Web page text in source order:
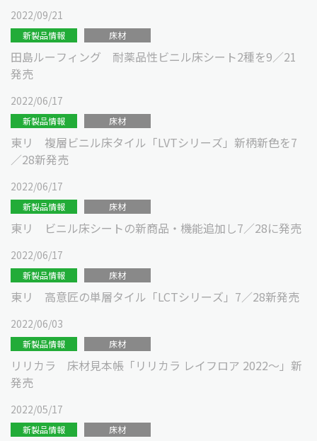
2022/09/21
新製品情報 床材
田島ルーフィング 耐薬品性ビニル床シート2種を9／21
発売
2022/06/17
新製品情報 床材
東リ 複層ビニル床タイル「LVTシリーズ」新柄新色を7
／28新発売
2022/06/17
新製品情報 床材
東リ ビニル床シートの新商品・機能追加し7／28に発売
2022/06/17
新製品情報 床材
東リ 高意匠の単層タイル「LCTシリーズ」7／28新発売
2022/06/03
新製品情報 床材
リリカラ 床材見本帳「リリカラ レイフロア 2022～」新
発売
2022/05/17
新製品情報 床材